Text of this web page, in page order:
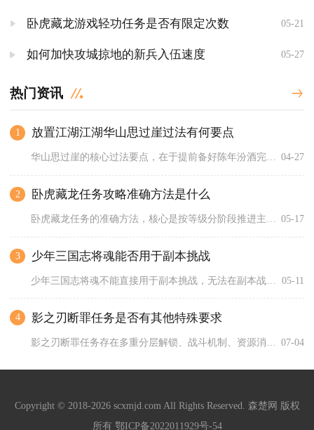
卧虎藏龙游戏轻功任务是否有限定次数 05-21
如何加快攻城掠地的新兵入伍速度 05-27
热门资讯
1 放置江湖江湖华山思过崖过法有何要点
华山思过崖的核心过法要点，在于提前备好陈年汾酒完成主线交互、... 04-27
2 卧虎藏龙任务攻略准确方法是什么
05-17
3 少年三国志将魂能否用于副本挑战
05-11
4 影之刃断罪任务是否有其他特殊要求
07-04
Copyright © 2018-2026 scxmjd.com All Rights Reserved. 森楚网 版权
所有 鄂ICP备2022011929号-54